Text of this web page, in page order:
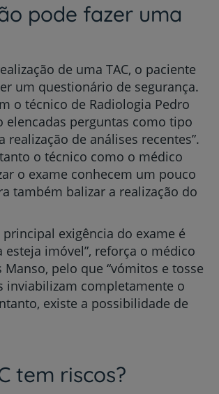
pode fazer uma
de uma TAC, o paciente
um questionário de segurança.
o técnico de Radiologia Pedro
elencadas perguntas como tipo
realização de análises recentes”.
o técnico como o médico
o exame conhecem um pouco
também balizar a realização do
principal exigência do exame é
esteja imóvel”, reforça o médico
Manso, pelo que “vómitos e tosse
inviabilizam completamente o
existe a possibilidade de
tem riscos?